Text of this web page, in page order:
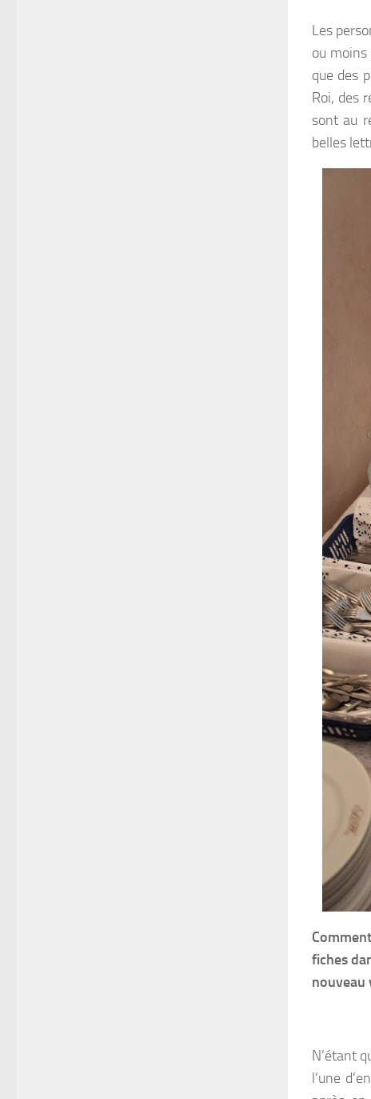
Les
ou
que des
Roi, des
sont au
belles
fiches
nouveau
N’étant
l’une